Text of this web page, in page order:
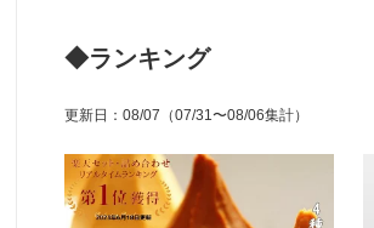
◆ランキング
更新日 ： 08/07 （07/31〜08/06集計）